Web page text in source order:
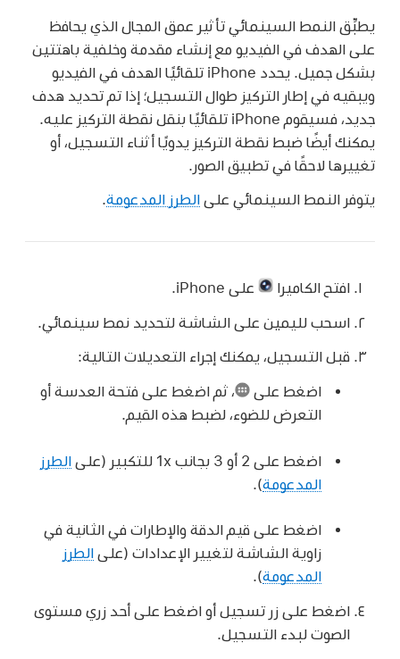
يطبِّق النمط السينمائي تأثير عمق المجال الذي يحافظ
على الهدف في الفيديو مع إنشاء مقدمة وخلفية باهتتين
بشكل جميل. يحدد iPhone تلقائيًا الهدف في الفيديو
ويبقيه في إطار التركيز طوال التسجيل؛ إذا تم تحديد هدف
جديد، فسيقوم iPhone تلقائيًا بنقل نقطة التركيز عليه.
يمكنك أيضًا ضبط نقطة التركيز يدويًا أثناء التسجيل، أو
تغييرها لاحقًا في تطبيق الصور.
يتوفر النمط السينمائي على الطرز المدعومة
افتح الكاميرا على iPhone.
اسحب لليمين على الشاشة لتحديد نمط سينمائي.
قبل التسجيل، يمكنك إجراء التعديلات التالية:
اضغط على ،ثم اضغط على فتحة العدسة أو
التعرض للضوء، لضبط هذه القيم.
اضغط على 2 أو 3 بجانب 1x للتكبير (على
الطرز
المدعومة).
اضغط على قيم الدقة والإطارات في الثانية في
زاوية الشاشة لتغيير الإعدادات (علىالطرز
المدعومة).
اضغط على زر تسجيل أو اضغط على أحد زري مستوى
الصوت لبدء التسجيل.